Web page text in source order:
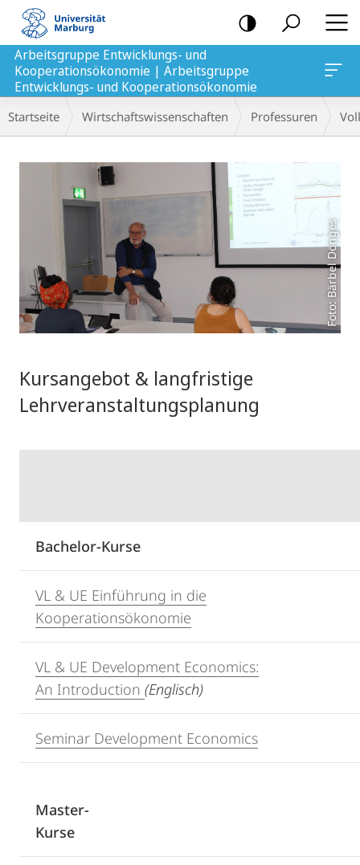
Mobile-
Navigation
Entwicklungs- und Kooperationsökonomie
Arbeitsgruppe Entwicklungs- und
Kooperationsökonomie | Arbeitsgruppe
Entwicklungs- und Kooperationsökonomie
Breadcrumb-
Navigation
Startseite Wirtschaftswissenschaften Professuren
Foto: Bärbel Dönges
Kursangebot & langfristige
Lehrveranstaltungsplanung
Bachelor-Kurse
VL & UE Einführung in die
Kooperationsökonomie
VL & UE Development Economics:
An Introduction (Englisch)
Seminar Development Economics
Master-
Kurse